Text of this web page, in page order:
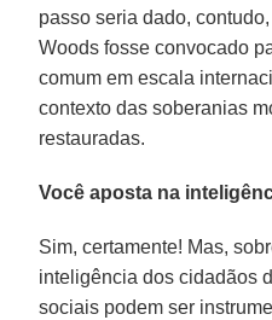
passo seria dado,
Woods fosse convocado
comum em escala
contexto das soberanias
restauradas.
Você aposta na
Sim, certamente! Mas,
inteligência dos cidadãos
sociais podem ser